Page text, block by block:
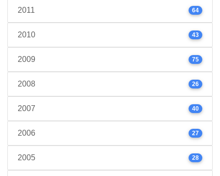
2011 64
2010 43
2009 75
2008 26
2007 40
2006 27
2005 28